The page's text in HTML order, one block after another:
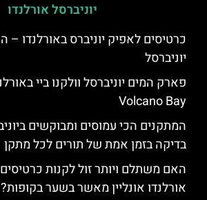
יוניברסל אורלנדו
כרטיסים לאפיק יוניברס באורלנדו
יוניברסל
Volcano Bay
המתקנים הכי עמוסים ומבוקשים
בדיקה בזמן אמת של תורים לכל מתקן
האם משתלם ויותר זול לקנות כרטיסים
אורלנדו אונליין מאשר בשער בקופות?